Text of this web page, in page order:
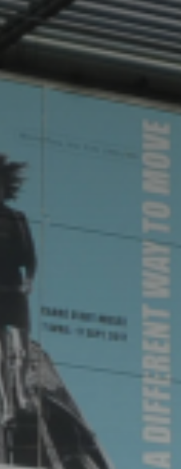
et conditions
et conditions